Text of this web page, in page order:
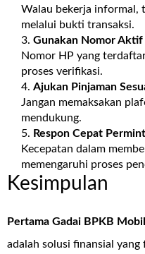
Walau bekerja informal,
melalui bukti transaksi.
Gunakan Nomor Aktif
Nomor HP yang
proses verifikasi.
Ajukan Pinjaman
Jangan memaksakan
mendukung.
Respon Cepat
Kecepatan dalam
memengaruhi proses
Kesimpulan
Pertama Gadai BPKB
adalah solusi finansial